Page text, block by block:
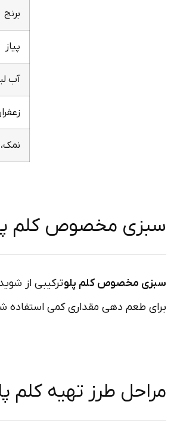
برنج
پیاز
آب
سبزی مخصوص کلم
سبزی مخصوص کلم پلوترکیبی از
برای طعم دهی مقداری کمی استفاده
مراحل طرز تهیه کلم